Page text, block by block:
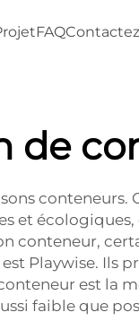
FAQ
de
et
conteneur,
Playwise.
est
faible que